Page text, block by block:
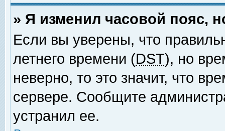
» Я изменил часовой пояс,
Если вы уверены, что
летнего времени (DST), но
неверно, то это значит, что
сервере. Сообщите
устранил ее.